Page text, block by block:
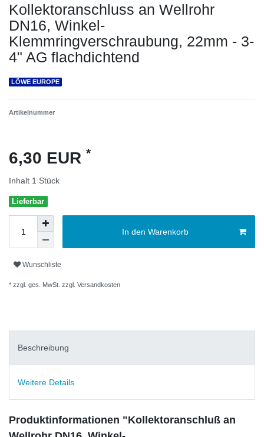
Kollektoranschluss an Wellrohr
DN16, Winkel-
Klemmringverschraubung, 22mm - 3-
4" AG flachdichtend
LÖWE EUROPE
Artikelnummer
6,30 EUR *
Inhalt 1 Stück
Lieferbar
In den Warenkorb
Wunschliste
* zzgl. ges. MwSt. zzgl. Versandkosten
Beschreibung
Weitere Details
Produktinformationen "Kollektoranschluß an